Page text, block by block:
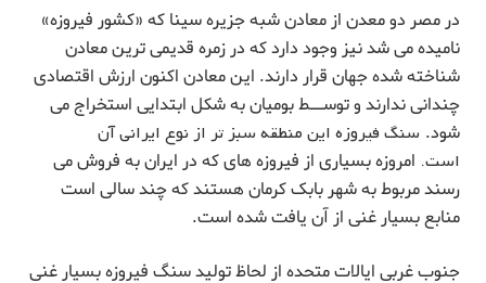
در مصر دو معدن از معادن شبه جزیره سینا که «کشور فیروزه»
نامیده می شد نیز وجود دارد که در زمره قدیمی ترین معادن
شناخته شده جهان قرار دارند. این معادن اکنون ارزش اقتصادی
چندانی ندارند و توســط بومیان به شکل ابتدایی استخراج می
شود. سنگ فیروزه این منطقه سبز تر از نوع ایرانی آن
است. امروزه بسیاری از فیروزه های که در ایران به فروش می
رسند مربوط به شهر بابک کرمان هستند که چند سالی است
منابع بسیار غنی از آن یافت شده است.
جنوب غربی ایالات متحده از لحاظ تولید سنگ فیروزه بسیار غنی